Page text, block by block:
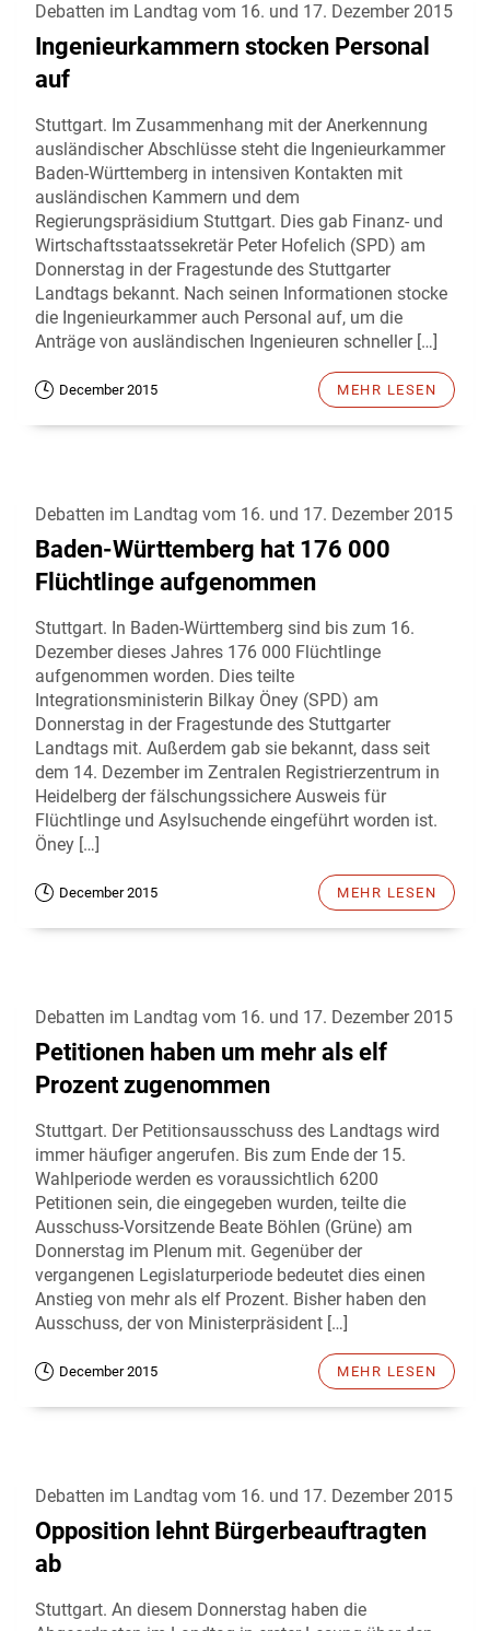
Debatten im Landtag vom 16. und 17. Dezember 2015
Ingenieurkammern stocken Personal
auf
Stuttgart. Im Zusammenhang mit der Anerkennung
ausländischer Abschlüsse steht die Ingenieurkammer
Baden-Württemberg in intensiven Kontakten mit
ausländischen Kammern und dem
Regierungspräsidium Stuttgart. Dies gab Finanz- und
Wirtschaftsstaatssekretär Peter Hofelich (SPD) am
Donnerstag in der Fragestunde des Stuttgarter
Landtags bekannt. Nach seinen Informationen stocke
die Ingenieurkammer auch Personal auf, um die
Anträge von ausländischen Ingenieuren schneller […]
December 2015 MEHR LESEN
Debatten im Landtag vom 16. und 17. Dezember 2015
Baden-Württemberg hat 176 000
Flüchtlinge aufgenommen
Stuttgart. In Baden-Württemberg sind bis zum 16.
Dezember dieses Jahres 176 000 Flüchtlinge
aufgenommen worden. Dies teilte
Integrationsministerin Bilkay Öney (SPD) am
Donnerstag in der Fragestunde des Stuttgarter
Landtags mit. Außerdem gab sie bekannt, dass seit
dem 14. Dezember im Zentralen Registrierzentrum in
Heidelberg der fälschungssichere Ausweis für
Flüchtlinge und Asylsuchende eingeführt worden ist.
Öney […]
December 2015 MEHR LESEN
Debatten im Landtag vom 16. und 17. Dezember 2015
Petitionen haben um mehr als elf
Prozent zugenommen
Stuttgart. Der Petitionsausschuss des Landtags wird
immer häufiger angerufen. Bis zum Ende der 15.
Wahlperiode werden es voraussichtlich 6200
Petitionen sein, die eingegeben wurden, teilte die
Ausschuss-Vorsitzende Beate Böhlen (Grüne) am
Donnerstag im Plenum mit. Gegenüber der
vergangenen Legislaturperiode bedeutet dies einen
Anstieg von mehr als elf Prozent. Bisher haben den
Ausschuss, der von Ministerpräsident […]
December 2015 MEHR LESEN
Debatten im Landtag vom 16. und 17. Dezember 2015
Opposition lehnt Bürgerbeauftragten
ab
Stuttgart. An diesem Donnerstag haben die